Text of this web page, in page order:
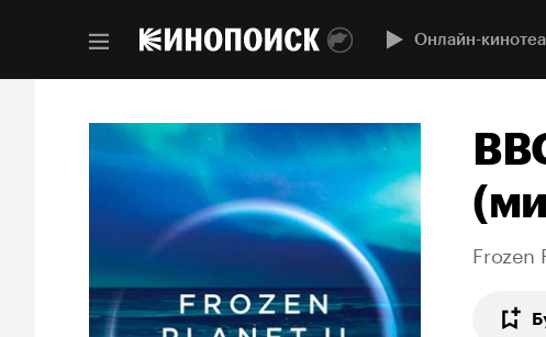
Онлайн-
(
Frozen